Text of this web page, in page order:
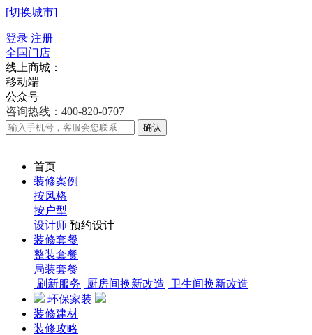
[切换城市]
登录 注册
全国门店
线上商城：
移动端
公众号
咨询热线：400-820-0707
确认
首页
装修案例
按风格
按户型
设计师 预约设计
装修套餐
整装套餐
局装套餐
刷新服务
厨房间换新改造 卫生间换新改造
环保家装
装修建材
装修攻略